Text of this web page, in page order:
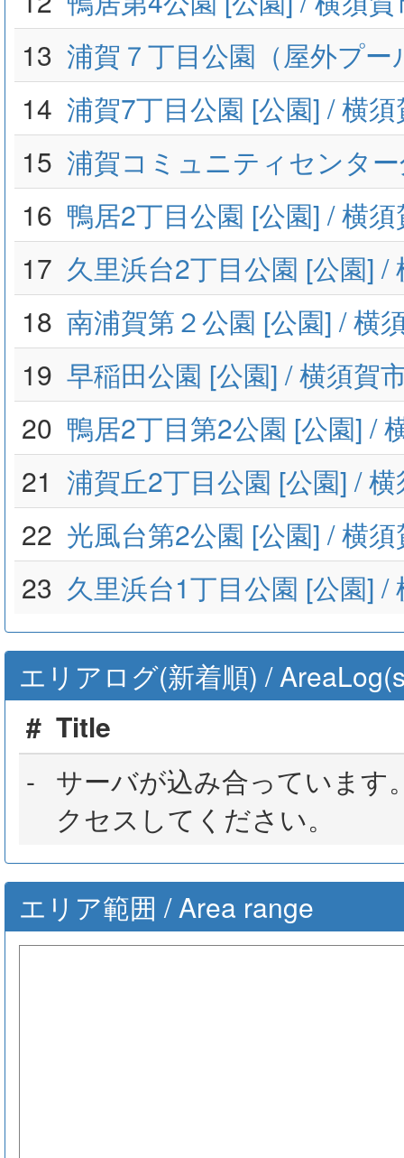
13 浦賀７丁目公園（屋外プー
14 浦賀7丁目公園 [公園] / 横
15 浦賀コミュニティセンタ
16 鴨居2丁目公園 [公園] / 横
17 久里浜台2丁目公園 [公園] /
18 南浦賀第２公園 [公園] / 横
19 早稲田公園 [公園] / 横須賀
20 鴨居2丁目第2公園 [公園] /
21 浦賀丘2丁目公園 [公園] /
22 光風台第2公園 [公園] / 横
23 久里浜台1丁目公園 [公園] /
エリアログ(新着順) /
# Title
- サーバが込み合っていま
クセスしてください。
エリア範囲 / Area range